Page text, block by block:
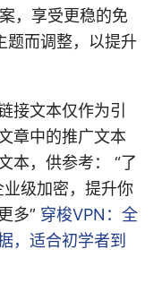
，享受更稳的免
题而调整，以提升
接文本仅作为引
章中的推广文本
本，供参考： “了
级加密，提升你
多” 穿梭VPN：全
，适合初学者到